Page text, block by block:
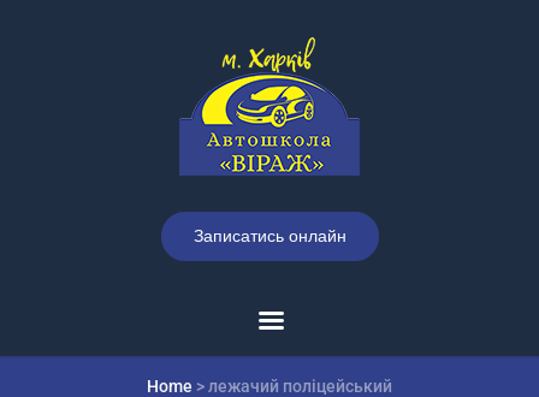
Записатись онлайн
Home >лежачий поліцейський